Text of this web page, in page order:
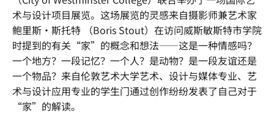
术与设计项目展览。这场展览的灵感来自摄影师兼艺术家
鲍里斯·斯托特 （Boris Stout）在访问威斯敏斯特市学院
时提到的有关“家”的概念和想法——这是一种情感吗？
一个地方？一段记忆？一个人？是动物？是一段友谊还是
一个物品？来自伦敦艺术大学艺术、设计与媒体专业、艺
术与设计应用专业的学生门通过创作纷纷发表了自己对于
“家”的解读。